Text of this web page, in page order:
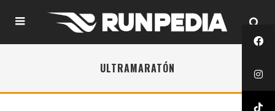
ULTRAMARATÓN